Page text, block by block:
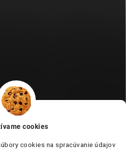
cookies
cookies na spracúvanie údajov